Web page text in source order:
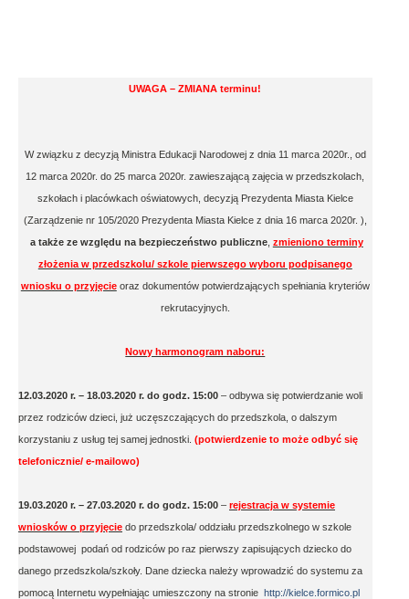
UWAGA – ZMIANA terminu!
W związku z decyzją Ministra Edukacji Narodowej z dnia 11 marca 2020r., od
12 marca 2020r. do 25 marca 2020r. zawieszającą zajęcia w przedszkolach,
szkołach i placówkach oświatowych, decyzją Prezydenta Miasta Kielce
(Zarządzenie nr 105/2020 Prezydenta Miasta Kielce z dnia 16 marca 2020r. ),
a także ze względu na bezpieczeństwo publiczne, zmieniono terminy
złożenia w przedszkolu/ szkole pierwszego wyboru podpisanego
wniosku o przyjęcieoraz dokumentów potwierdzających spełniania kryteriów
rekrutacyjnych.
Nowy harmonogram naboru:
12.03.2020 r. – 18.03.2020 r. do godz. 15:00 – odbywa się potwierdzanie woli
przez rodziców dzieci, już uczęszczających do przedszkola, o dalszym
korzystaniu z usług tej samej jednostki. (potwierdzenie to może odbyć się
telefonicznie/ e-mailowo)
19.03.2020 r. – 27.03.2020 r. do godz. 15:00 – rejestracja w systemie
wniosków o przyjęcie do przedszkola/ oddziału przedszkolnego w szkole
podstawowej podań od rodziców po raz pierwszy zapisujących dziecko do
danego przedszkola/szkoły. Dane dziecka należy wprowadzić do systemu za
pomocą Internetu wypełniając umieszczony na stronie http://kielce.formico.pl